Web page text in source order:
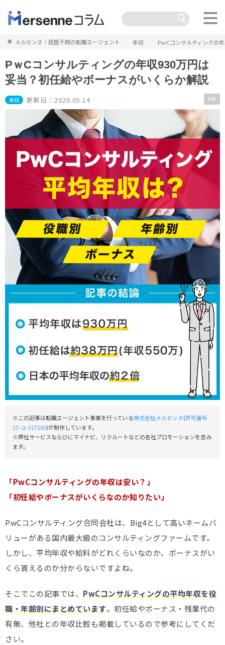
メルセンヌ｜経歴不問の転職エージェント 年収 PｗCコンサルティングの
PｗCコンサルティングの年収930万円は
妥当？初任給やボーナスがいくらか解説
年収 更新日：2026.05.14 PR
※この記事は転職エージェント事業を行っている株式会社メルセンヌ(許可番号
13-ユ-317103)が制作しています。
※弊社サービスならびにマイナビ、リクルートなどの各社プロモーションを含み
ます。
「PwCコンサルティングの年収は安い？」
「初任給やボーナスがいくらなのか知りたい」
PwCコンサルティング合同会社は、Big4として高いネームバ
リューがある国内最大級のコンサルティングファームです。
しかし、平均年収や給料がどれくらいなのか、ボーナスがい
くら貰えるのか分からないですよね。
そこでこの記事では、 PwCコンサルティングの平均年収を役
職・年齢別にまとめています。初任給やボーナス・残業代の
有無、他社との年収比較も掲載しているので参考にしてくだ
さい。